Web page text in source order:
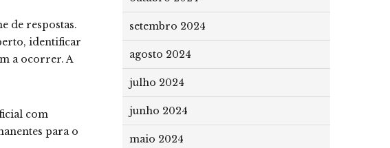
de respostas.
identificar
a ocorrer. A
com
para o
setembro 2024
agosto 2024
julho 2024
junho 2024
maio 2024